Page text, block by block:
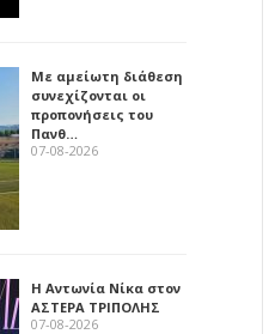
Με αμείωτη διάθεση
συνεχίζονται οι
προπονήσεις του
Πανθ…
07-08-2026
Η Αντωνία Νίκα στον
ΑΣΤΕΡΑ ΤΡΙΠΟΛΗΣ
07-08-2026